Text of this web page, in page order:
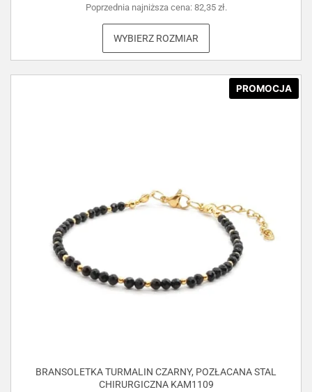
Poprzednia najniższa cena: 82,35 zł.
WYBIERZ ROZMIAR
PROMOCJA
BRANSOLETKA TURMALIN CZARNY, POZŁACANA STAL
CHIRURGICZNA KAM1109